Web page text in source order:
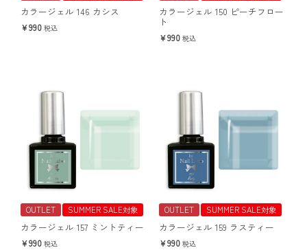
カラージェル 146 カシス
990 税込
カラージェル 150 ピーチフロー
ト
990 税込
OUTLET SUMMER SALE対象
カラージェル 157 ミントティー
990 税込
OUTLET SUMMER SALE対象
カラージェル 159 ラスティー
990 税込